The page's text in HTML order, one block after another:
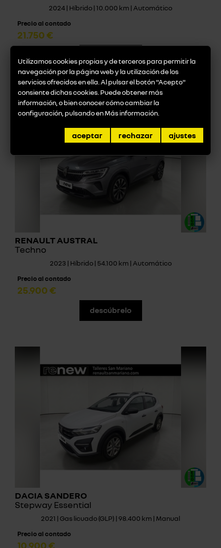
2024 | Híbrido | 10.000 km | Automático
Precio al contado
21.750 €
RENAULT AUSTRAL
Techno
2023 | Híbrido | 54.100 km | Automático
Precio al contado
25.900 €
descúbrelo
DACIA SANDERO
Stepway Essential
2021 | Gas licuado (GLP) | 98.400 km | Manual
Precio al contado
10.900 €
Utilizamos cookies propias y de terceros para permitir la
navegación por la página web y la utilización de los
servicios ofrecidos en ella. Al pulsar el botón "Acepto"
consiente dichas cookies. Puede obtener más
información, o bien conocer cómo cambiar la
configuración, pulsando enMás información
aceptar rechazar ajustes